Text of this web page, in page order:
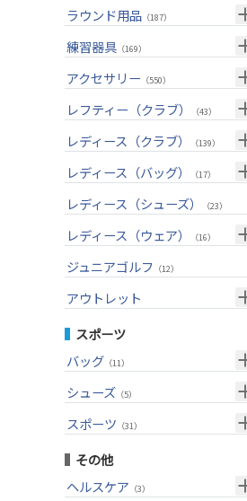
ウェッジ(右用)
パター(右用)
チッパー(右用)（13）
USモデル（59）
カスタム
ボトムス（26）
アウター
グローブ
その他
ラウンド用品 （187）
GPSナビ（34）
距離測定器
（20）
ネームプレート
傘
練習器具 （169）
パターマット（28）
スイング練習器 （114）
アクセサリー （550）
ヘッドカバー（213）
シューズケース （7）
トラベルケース （20）
サングラス
ネックレス
その他
シャフト（27）
グリップ（20）
レフティー（クラブ） （43）
クラブセット(左用) （1）
ドライバー(左用)（4）
フェアウェイウッド(左用)
ウェッジ(左用)
パター(左用)
USモデル
レディース（クラブ） （139）
クラブセット(女性用) （11）
ドライバー(女性用)（20）
フェアウェイウッド(女性用) （28）
ウェッジ(女性用)
パター(女性用)
チッパー(女性用)（2）
USモデル（1）
レディース（バッグ） （17）
キャディバッグ （12）
クラブケース （2）
レディース（シューズ） （23）
レディース（ウェア） （16）
トップス（5）
レインウェア
ジュニアゴルフ （12）
アウトレット
クラブセット
ドライバー
ユーティリティー
アイアンセット
アイアン単品
ウェッジ
スポーツ
バッグ （11）
メンズ（10）
スーツケース
シューズ （5）
アクセサリー
スポーツ （31）
トレーニング
アウトドア
その他
ヘルスケア （3）